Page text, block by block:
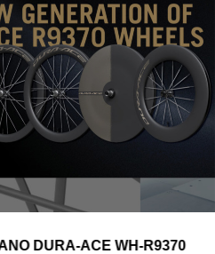
求め...
LOOK 785 HUEZ
高峰シューズ
EDS 取り扱い...
DURA-ACE WH-R9370